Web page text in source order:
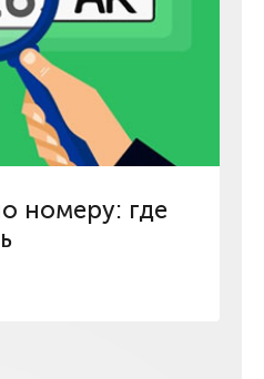
номеру: где